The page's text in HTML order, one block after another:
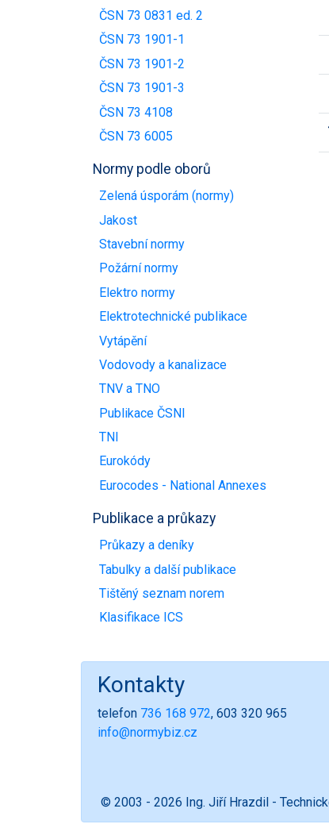
ČSN 73 0831 ed. 2
ČSN 73 1901-1
ČSN 73 1901-2
ČSN 73 1901-3
ČSN 73 4108
ČSN 73 6005
Normy podle oborů
Zelená úsporám (normy)
Jakost
Stavební normy
Požární normy
Elektro normy
Elektrotechnické publikace
Vytápění
Vodovody a kanalizace
TNV a TNO
Publikace ČSNI
TNI
Eurokódy
Eurocodes - National Annexes
Publikace a průkazy
Průkazy a deníky
Tabulky a další publikace
Tištěný seznam norem
Klasifikace ICS
Kontakty
telefon 736 168 972, 603 320 965
info@normybiz.cz
© 2003 - 2026 Ing. Jiří Hrazdil -